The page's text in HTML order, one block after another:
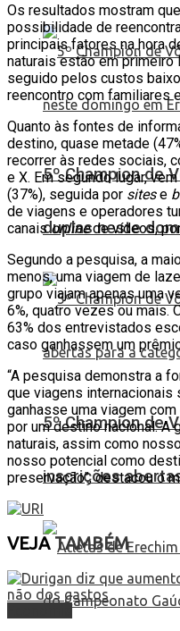
5º Champion de
duplas neste
5º Champion de
inscrições
Os resultados mostram
possibilidade de
principais fatores na hora
naturais estão em primeiro
seguido pelos custos
reencontro com familiares
Quanto às fontes de
destino, quase metade
recorrer às redes sociais,
e X. Em segundo lugar,
(37%), seguida por sitese
de viagens e operadores
canaisonlinede vídeos,
Segundo a pesquisa, a
menos, uma viagem de
grupo viajam apenas uma
6%, quatro vezes ou mais.
63% dos entrevistados
caso ganhassem um
“A pesquisa demonstra a
que viagens internacionais
ganhasse uma viagem
por um destino nacional. A
naturais, assim como
nosso potencial como
preservação”, destacou o
VEJATAMBÉM